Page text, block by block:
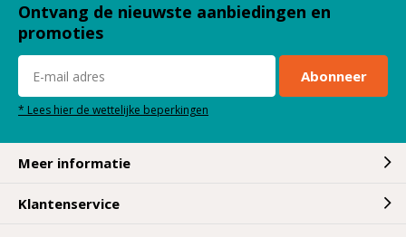
Ontvang de nieuwste aanbiedingen en
promoties
Abonneer
* Lees hier de wettelijke beperkingen
Meer informatie
Klantenservice